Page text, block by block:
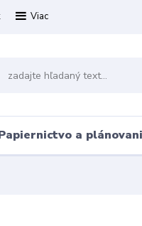
Viac
a